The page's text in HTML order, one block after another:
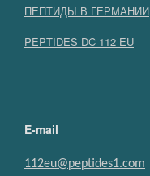
ПЕПТИДЫ В ГЕРМАНИИ
PEPTIDES DC 112 EU
E-mail
112eu@peptides1.com